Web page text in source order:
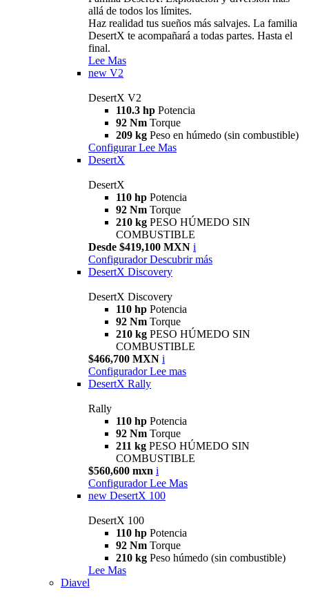
allá de todos los límites.
Haz realidad tus sueños más salvajes. La familia
DesertX te acompañará a todas partes. Hasta el
final.
Lee Mas
new V2
DesertX V2
110.3 hp Potencia
92 Nm Torque
209 kg Peso en húmedo (sin combustible)
Configurar Lee Mas
DesertX
DesertX
110 hp Potencia
92 Nm Torque
210 kg PESO HÚMEDO SIN
COMBUSTIBLE
Desde $419,100 MXN i
Configurador Descubrir más
DesertX Discovery
DesertX Discovery
110 hp Potencia
92 Nm Torque
210 kg PESO HÚMEDO SIN
COMBUSTIBLE
$466,700 MXN i
Configurador Lee mas
DesertX Rally
Rally
110 hp Potencia
92 Nm Torque
211 kg PESO HÚMEDO SIN
COMBUSTIBLE
$560,600 mxn i
Configurador Lee Mas
new DesertX 100
DesertX 100
110 hp Potencia
92 Nm Torque
210 kg Peso húmedo (sin combustible)
Lee Mas
Diavel